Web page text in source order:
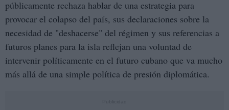
públicamente rechaza hablar de una estrategia para
provocar el colapso del país, sus declaraciones sobre la
necesidad de "deshacerse" del régimen y sus referencias a
futuros planes para la isla reflejan una voluntad de
intervenir políticamente en el futuro cubano que va mucho
más allá de una simple política de presión diplomática.